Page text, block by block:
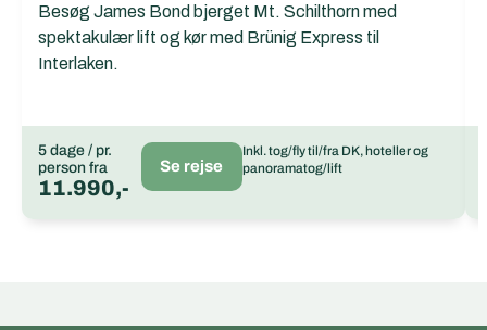
Besøg James Bond bjerget Mt. Schilthorn med
spektakulær lift og kør med Brünig Express til
Interlaken.
5 dage / pr.
person fra
11.990,-
Se rejse
Inkl. tog/fly til/fra DK, hoteller og
panoramatog/lift